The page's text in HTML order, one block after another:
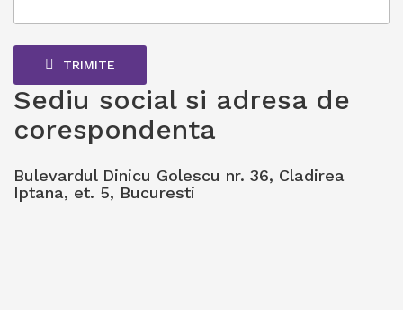
TRIMITE
Sediu social si adresa de
corespondenta
Bulevardul Dinicu Golescu nr. 36, Cladirea
Iptana, et. 5, Bucuresti